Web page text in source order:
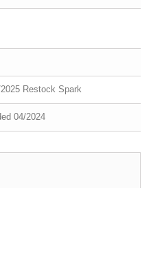
Restock Spark
04/2024